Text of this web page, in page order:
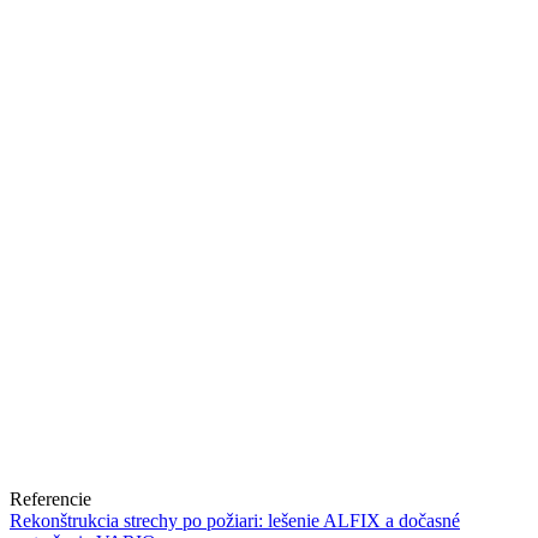
Referencie
Rekonštrukcia strechy po požiari: lešenie ALFIX a dočasné